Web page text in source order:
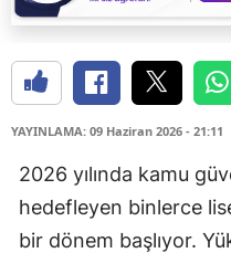
YAYINLAMA: 09 Haziran 2026 - 21:11
2026 yılında kamu
hedefleyen binlerce
bir dönem başlıyor.